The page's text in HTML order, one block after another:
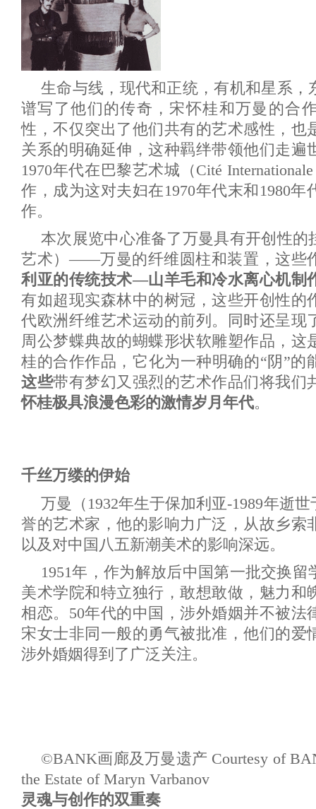
生命与线，现代和正统，有机和星系，
谱写了他们的传奇，宋怀桂和万曼 的合
性，不仅突出了他们共有的艺术感性，也
关系的明确延伸，这种羁绊带领他们走遍
1970年代在巴黎艺术城（Cité
作，成为这对夫妇在1970年代末和1980
作。
本次展览中心准备了万曼具有开创性的
艺术）——万曼的纤维圆柱和装置，这些
利亚的传统技术—山羊毛和冷水离心机制
有如超现实森林中的树冠，这些开创性的
代欧洲纤维艺术运动的前列。同时还呈现
周公梦蝶典故的蝴蝶形状软雕塑作品，这
桂的合作作品，它化为一种明确的“阴”的
这些带有梦幻又强烈的艺术作品们将我们
怀桂极具浪漫色彩的激情岁月年代。
千丝万缕的伊始
万曼（1932年生于保加利亚-1989年逝
誉的艺术家，他的影响力广泛，从故乡索
以及对中国八五新潮美术的影响深远。
1951年，作为解放后中国第一批交换
美术学院和特立独行，敢想敢做，魅力和
相恋。50年代的中国，涉外婚姻并不被法
宋女士非同一般的勇气被批准，他们的爱
涉外婚姻得到了广泛关注。
©BANK画廊及万曼遗产 Courtesy of
the Estate of Maryn Varbanov
灵魂与创作的双重奏